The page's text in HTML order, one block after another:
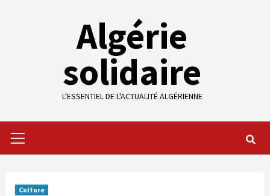
Algérie
solidaire
L'ESSENTIEL DE L'ACTUALITÉ ALGÉRIENNE
Menu
Culture